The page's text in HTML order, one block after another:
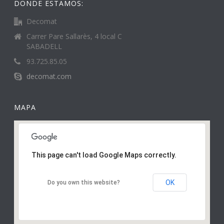
DONDE ESTAMOS:
Decomat
Carrer Pare Sallarès, 4 local C
SABADELL
93.725.85.05
decomat.com
MAPA
This page can't load Google Maps correctly.
Do you own this website? OK